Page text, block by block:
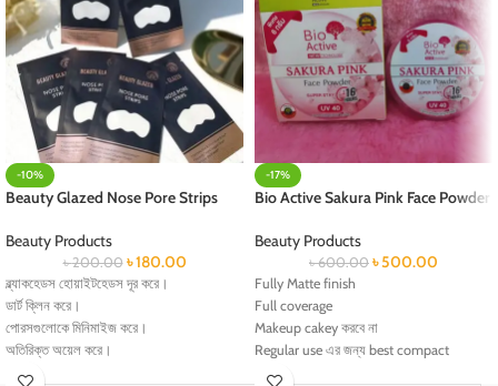
-10%
Beauty Glazed Nose Pore Strips
Beauty Products
৳200.00 ৳180.00
ব্ল্যাকহেডস হোয়াইটহেডস দূর করে।
ডার্ট ক্লিন করে।
পোরসগুলোকে মিনিমাইজ করে।
অতিরিক্ত অয়েল করে।
-17%
Bio Active Sakura Pink Face Powder
Beauty Products
৳600.00 ৳500.00
Fully Matte finish
Full coverage
Makeup cakey করবে না
Regular use এর জন্য best compact
powder